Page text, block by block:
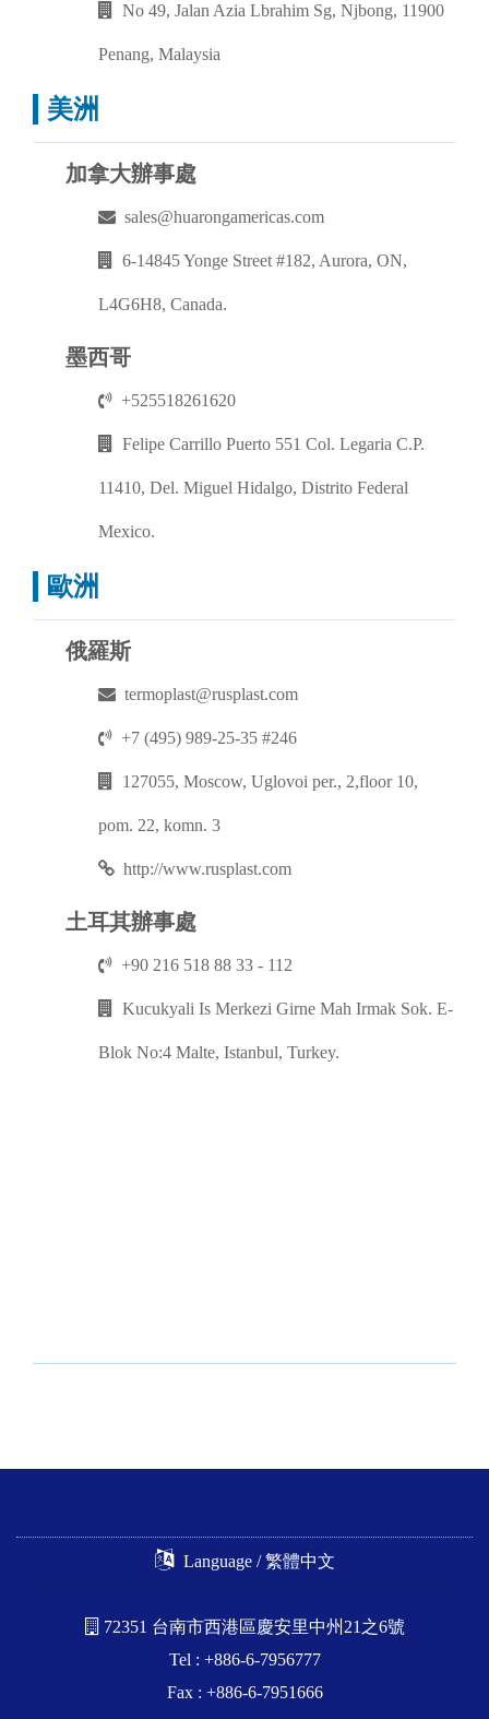
No 49, Jalan Azia Lbrahim Sg, Njbong, 11900
Penang, Malaysia
美洲
加拿大辦事處
sales@huarongamericas.com
6-14845 Yonge Street #182, Aurora, ON,
L4G6H8, Canada.
墨西哥
+525518261620
Felipe Carrillo Puerto 551 Col. Legaria C.P.
11410, Del. Miguel Hidalgo, Distrito Federal
Mexico.
歐洲
俄羅斯
termoplast@rusplast.com
+7 (495) 989-25-35 #246
127055, Moscow, Uglovoi per., 2,floor 10,
pom. 22, komn. 3
http://www.rusplast.com
土耳其辦事處
+90 216 518 88 33 - 112
Kucukyali Is Merkezi Girne Mah Irmak Sok. E-
Blok No:4 Malte, Istanbul, Turkey.
Language / 繁體中文
72351 台南市西港區慶安里中州21之6號
Tel : +886-6-7956777
Fax : +886-6-7951666